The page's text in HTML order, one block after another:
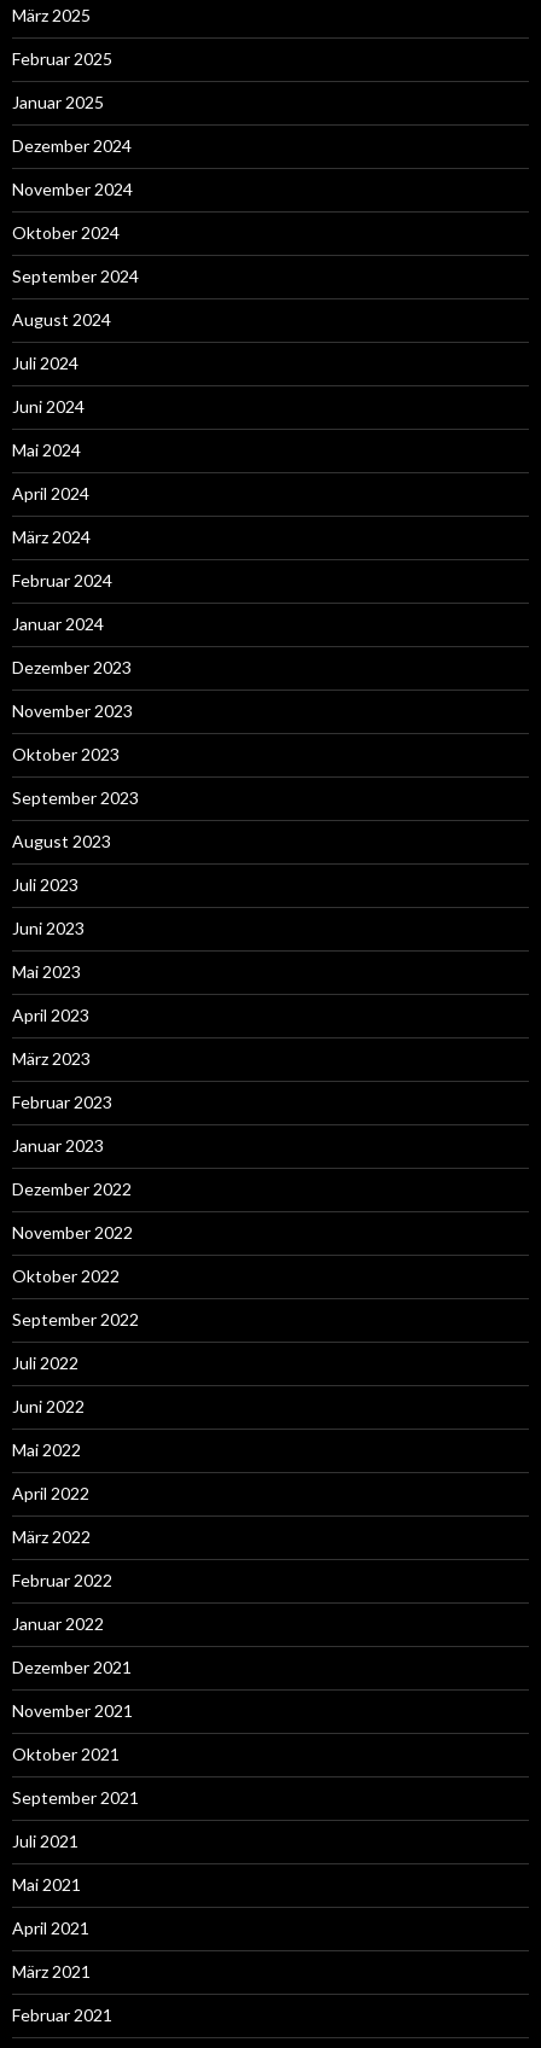
März 2025
Februar 2025
Januar 2025
Dezember 2024
November 2024
Oktober 2024
September 2024
August 2024
Juli 2024
Juni 2024
Mai 2024
April 2024
März 2024
Februar 2024
Januar 2024
Dezember 2023
November 2023
Oktober 2023
September 2023
August 2023
Juli 2023
Juni 2023
Mai 2023
April 2023
März 2023
Februar 2023
Januar 2023
Dezember 2022
November 2022
Oktober 2022
September 2022
Juli 2022
Juni 2022
Mai 2022
April 2022
März 2022
Februar 2022
Januar 2022
Dezember 2021
November 2021
Oktober 2021
September 2021
Juli 2021
Mai 2021
April 2021
März 2021
Februar 2021